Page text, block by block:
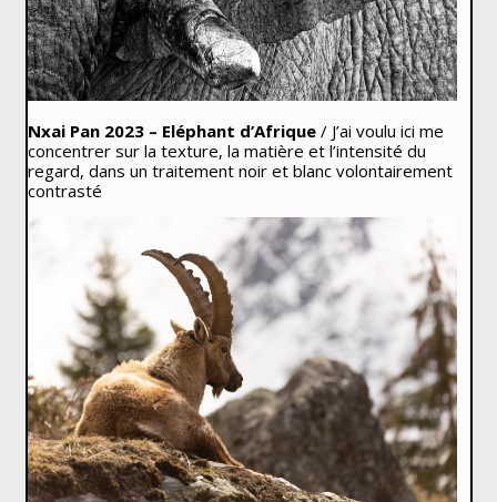
Nxai Pan 2023 – Eléphant d’Afrique/ J’ai voulu ici me
concentrer sur la texture, la matière et l’intensité du
regard, dans un traitement noir et blanc volontairement
contrasté